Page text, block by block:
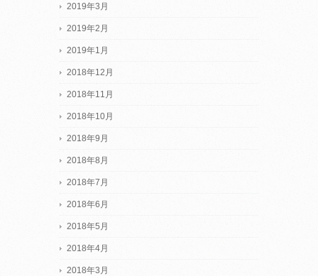
2019年3月
2019年2月
2019年1月
2018年12月
2018年11月
2018年10月
2018年9月
2018年8月
2018年7月
2018年6月
2018年5月
2018年4月
2018年3月